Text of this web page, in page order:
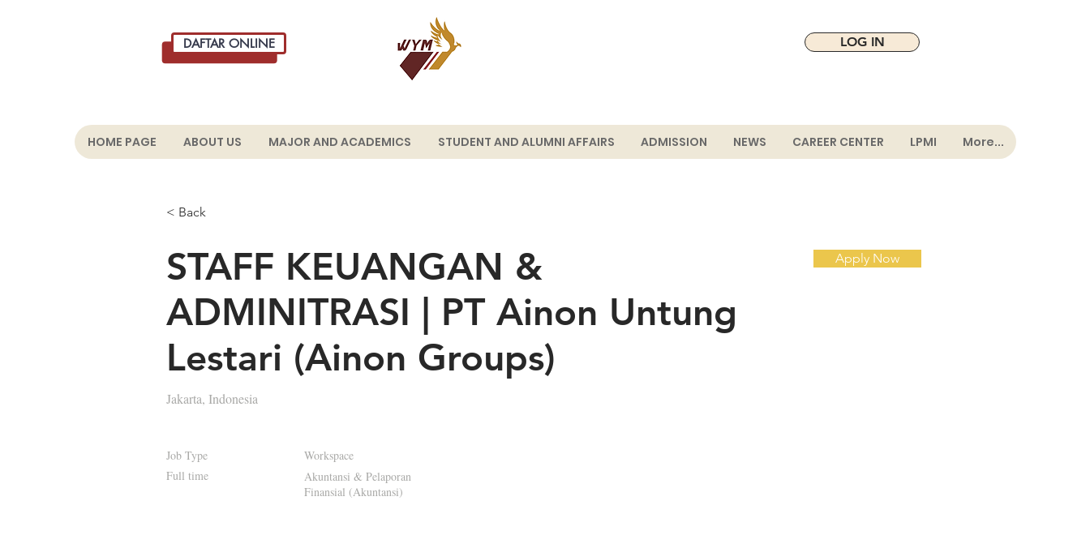
DAFTAR ONLINE LOG IN
HOME PAGE ABOUT US MAJOR AND ACADEMICS STUDENT AND ALUMNI AFFAIRS ADMISSION NEWS CAREER CENTER LPMI More...
< Back
STAFF KEUANGAN &
ADMINITRASI | PT Ainon Untung
Lestari (Ainon Groups)
Apply Now
Jakarta, Indonesia
Job Type
Full time
Workspace
Akuntansi & Pelaporan
Finansial (Akuntansi)